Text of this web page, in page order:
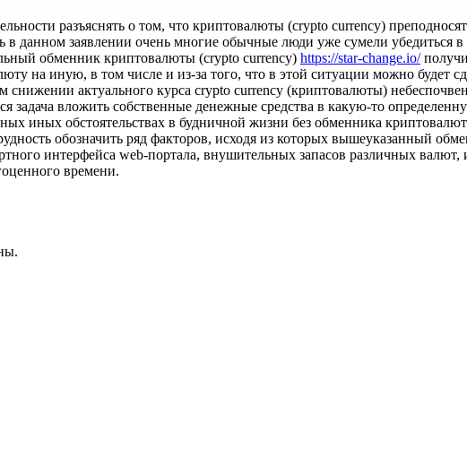
разъяснять о том, что криптовалюты (crypto currency)
данном заявлении очень многие обычные люди уже сумели убедиться
обменник криптовалюты (crypto currency) https://star-change.io/
на иную, в том числе и из-за того, что в этой ситуации можно будет
снижении актуального курса crypto currency (криптовалюты)
задача вложить собственные денежные средства в какую-то
иных обстоятельствах в будничной жизни без обменника
обозначить ряд факторов, исходя из которых вышеуказанный
интерфейса web-портала, внушительных запасов различных
времени.